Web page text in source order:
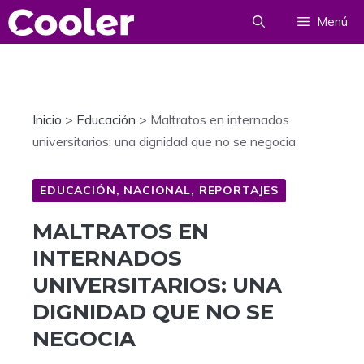
Saltar
al
Menú
Inicio > Educación > Maltratos en internados
universitarios: una dignidad que no se negocia
EDUCACIÓN, NACIONAL, REPORTAJES
MALTRATOS EN
INTERNADOS
UNIVERSITARIOS: UNA
DIGNIDAD QUE NO SE
NEGOCIA